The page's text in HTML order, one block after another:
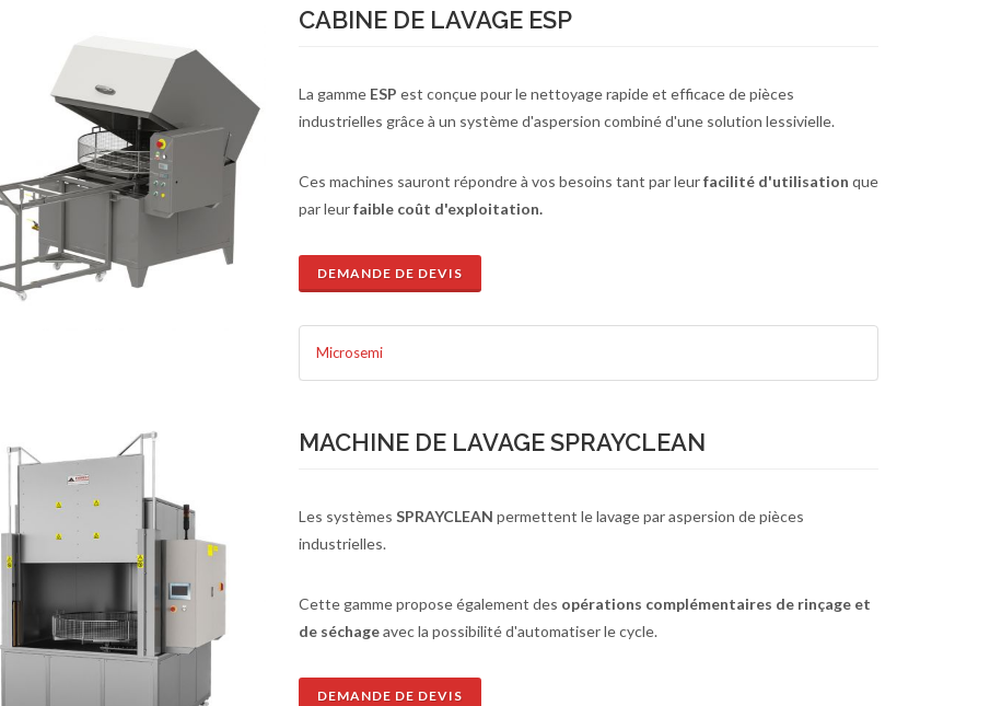
CABINE DE LAVAGE ESP
La gamme ESP est conçue pour le nettoyage rapide et efficace de pièces
industrielles grâce à un système d'aspersion combiné d'une solution lessivielle.
Ces machines sauront répondre à vos besoins tant par leurfacilité d'utilisation que
par leurfaible coût d'exploitation.
DEMANDE DE DEVIS
Microsemi
MACHINE DE LAVAGE SPRAYCLEAN
Les systèmes SPRAYCLEAN permettent le lavage par aspersion de pièces
industrielles.
Cette gamme propose également des opérations complémentaires de rinçage et
de séchageavec la possibilité d'automatiser le cycle.
DEMANDE DE DEVIS